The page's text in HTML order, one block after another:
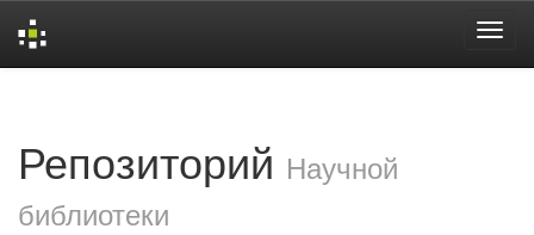
Репозиторий Научной
библиотеки